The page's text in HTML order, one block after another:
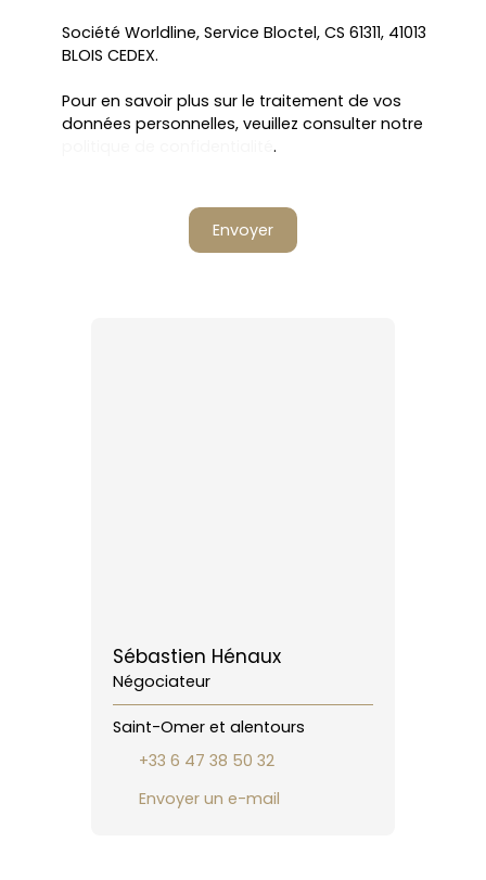
Société Worldline, Service Bloctel, CS 61311, 41013
BLOIS CEDEX.
Pour en savoir plus sur le traitement de vos
données personnelles, veuillez consulter notre
.
Envoyer
Sébastien Hénaux
Négociateur
Saint-Omer et alentours
+33 6 47 38 50 32
Envoyer un e-mail